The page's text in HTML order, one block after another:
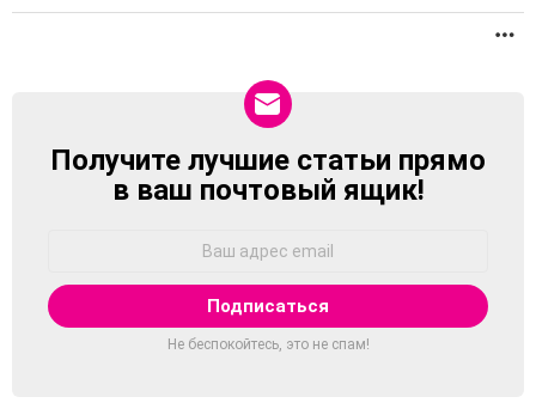
NEWSLETTER
Получите лучшие статьи прямо
в ваш почтовый ящик!
Не беспокойтесь, это не спам!